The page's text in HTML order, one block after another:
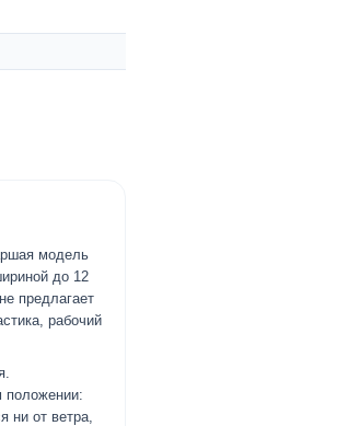
модель
до 12
предлагает
рабочий
положении:
ни от ветра,